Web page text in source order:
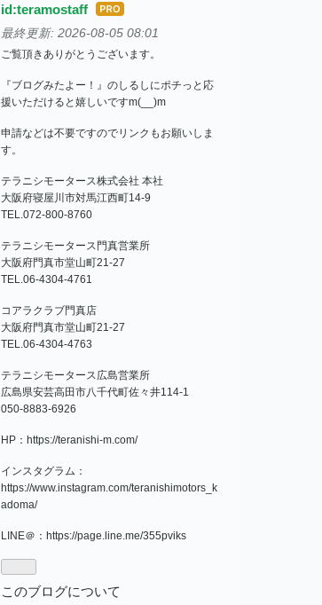
id:teramostaff はて
なブ
ログ
最終更新: 2026-08-05 08:01
ご覧頂きありがとうございます。
『ブログみたよー！』のしるしにポチっと応
援いただけると嬉しいですm(__)m
申請などは不要ですのでリンクもお願いしま
す。
テラニシモータース株式会社 本社
大阪府寝屋川市対馬江西町14-9
TEL.072-800-8760
テラニシモータース門真営業所
大阪府門真市堂山町21‐27
TEL.06-4304-4761
コアラクラブ門真店
大阪府門真市堂山町21‐27
TEL.06-4304-4763
テラニシモータース広島営業所
広島県安芸高田市八千代町佐々井114-1
050-8883-6926
HP： https://teranishi-m.com/
インスタグラム：
https://www.instagram.com/teranishimotors_k
adoma/
LINE＠： https://page.line.me/355pviks
このブログについて